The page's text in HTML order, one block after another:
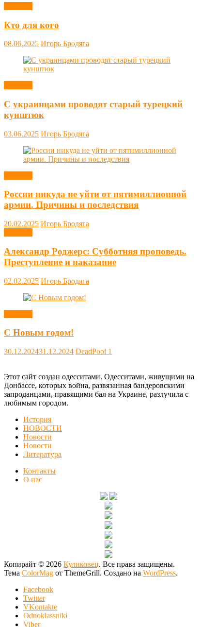
Кто для кого
08.06.2025 Игорь Бродяга
С украинцами проводят старый турецкий
кунштюк
03.06.2025 Игорь Бродяга
России никуда не уйти от пятимиллионной
армии. Причины и последствия
20.02.2025 Игорь Бродяга
Александр Роджерс: Субботняя проповедь.
Преступление и наказание
02.02.2025 Игорь Бродяга
С Новым годом!
30.12.202431.12.2024 DeadPool 1
Этот сайт создан одесситами. Одесситами, живущими на
Донбассе, которых война, развязанная бандеровскими
запроданцами, правящими бал на Украине, разлучила с
любимым городом.
История
НОВОСТИ
Новости
Новости
Литература
Контакты
О нас
Копирайт © 2026 Куликовец. Все права защищены.
Тема ColorMag от ThemeGrill. Создано на WordPress.
Facebook
Twitter
VKontakte
Odnoklassniki
Viber